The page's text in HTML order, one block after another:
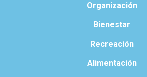
Organización
Bienestar
Recreación
Alimentación